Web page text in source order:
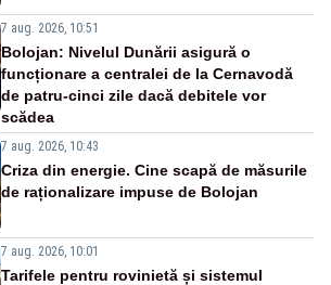
7 aug. 2026, 10:51
Bolojan: Nivelul Dunării asigură o
funcționare a centralei de la Cernavodă
de patru-cinci zile dacă debitele vor
scădea
7 aug. 2026, 10:43
Criza din energie. Cine scapă de măsurile
de raționalizare impuse de Bolojan
7 aug. 2026, 10:01
Tarifele pentru rovinietă și sistemul